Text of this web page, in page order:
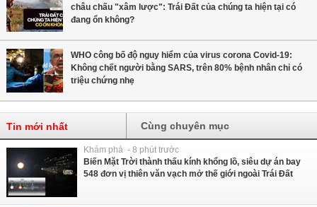
châu chấu "xâm lược": Trái Đất của chúng ta hiện tại có
đang ổn không?
WHO công bố độ nguy hiểm của virus corona Covid-19:
Không chết người bằng SARS, trên 80% bệnh nhân chỉ có
triệu chứng nhẹ
Tin mới nhất Cùng chuyên mục
Khám phá - 8 phút trước
Biến Mặt Trời thành thấu kính khổng lồ, siêu dự án bay
548 đơn vị thiên văn vạch mở thế giới ngoài Trái Đất